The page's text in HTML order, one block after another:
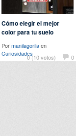
0 (10 votos) 0
Cómo elegir el mejor
color para tu suelo
Pormanilagorilaen
Curiosidades